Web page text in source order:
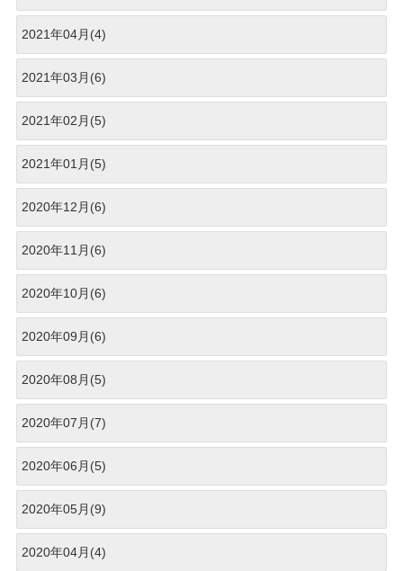
2021年04月(4)
2021年03月(6)
2021年02月(5)
2021年01月(5)
2020年12月(6)
2020年11月(6)
2020年10月(6)
2020年09月(6)
2020年08月(5)
2020年07月(7)
2020年06月(5)
2020年05月(9)
2020年04月(4)